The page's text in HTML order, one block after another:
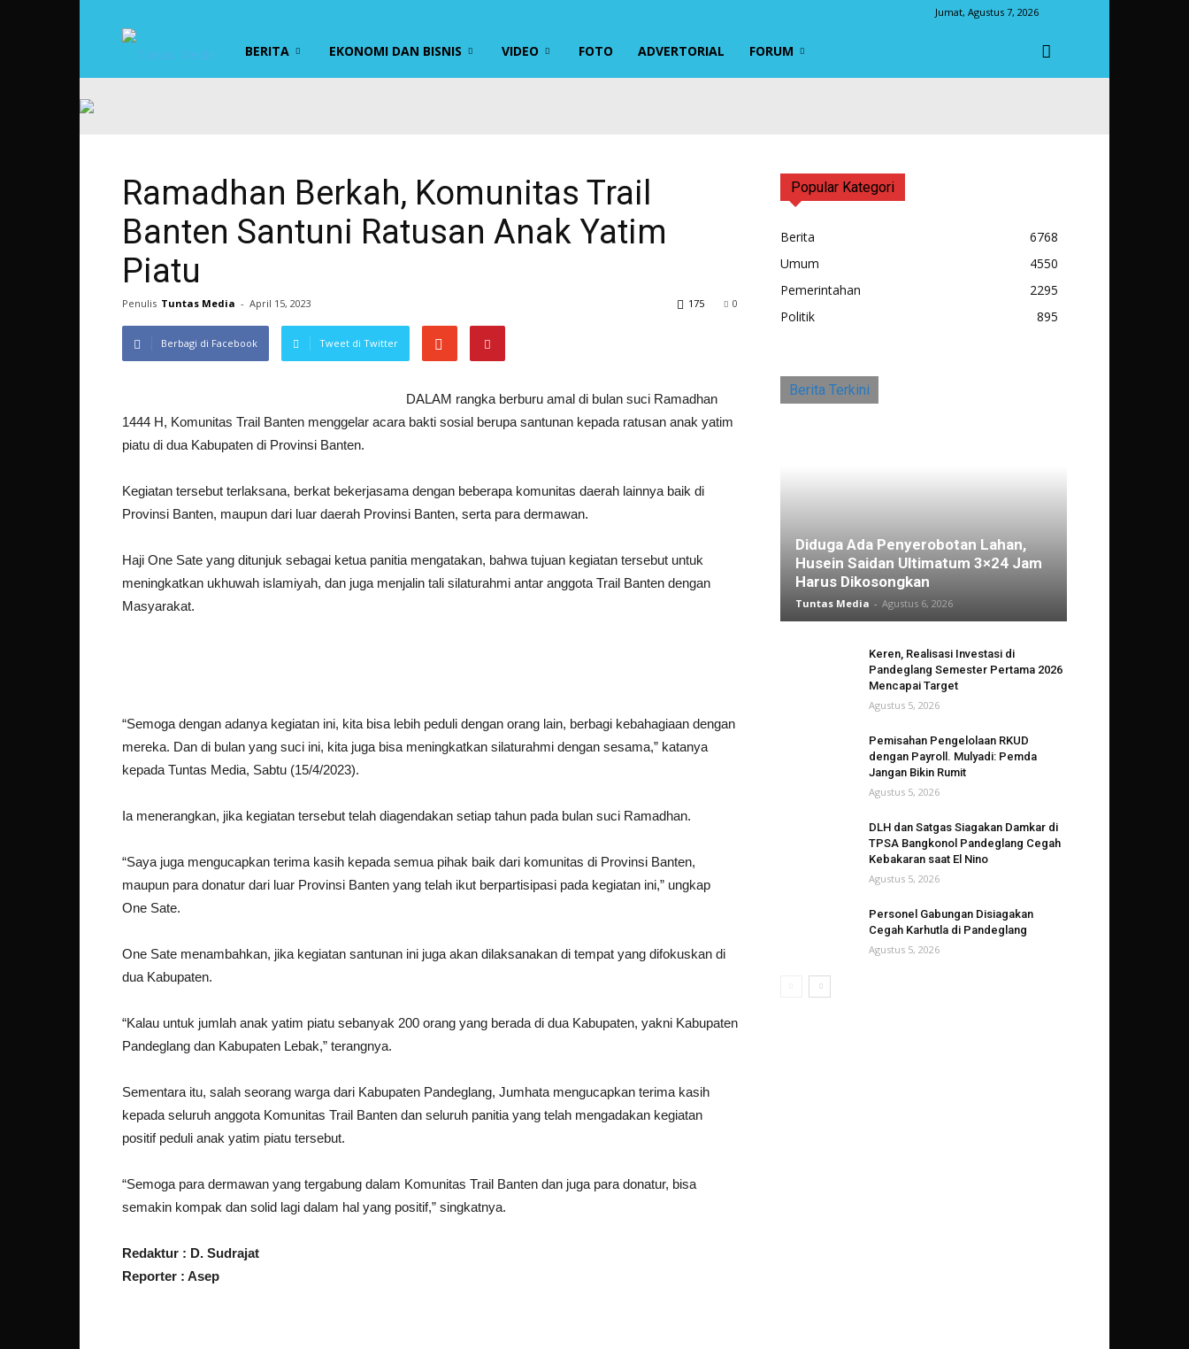
Jumat, Agustus 7, 2026
TUNTAS
BERITA EKONOMI DAN BISNIS VIDEO FOTO ADVERTORIAL FORUM
Ramadhan Berkah, Komunitas Trail
Banten Santuni Ratusan Anak Yatim
Piatu
Penulis Tuntas Media - April 15, 2023 0
175
Berbagi di Facebook Tweet di Twitter
DALAM rangka berburu amal di bulan suci Ramadhan
1444 H, Komunitas Trail Banten menggelar acara bakti sosial berupa santunan kepada ratusan anak yatim
piatu di dua Kabupaten di Provinsi Banten.
Kegiatan tersebut terlaksana, berkat bekerjasama dengan beberapa komunitas daerah lainnya baik di
Provinsi Banten, maupun dari luar daerah Provinsi Banten, serta para dermawan.
Haji One Sate yang ditunjuk sebagai ketua panitia mengatakan, bahwa tujuan kegiatan tersebut untuk
meningkatkan ukhuwah islamiyah, dan juga menjalin tali silaturahmi antar anggota Trail Banten dengan
Masyarakat.
“Semoga dengan adanya kegiatan ini, kita bisa lebih peduli dengan orang lain, berbagi kebahagiaan dengan
mereka. Dan di bulan yang suci ini, kita juga bisa meningkatkan silaturahmi dengan sesama,” katanya
kepada Tuntas Media, Sabtu (15/4/2023).
Ia menerangkan, jika kegiatan tersebut telah diagendakan setiap tahun pada bulan suci Ramadhan.
“Saya juga mengucapkan terima kasih kepada semua pihak baik dari komunitas di Provinsi Banten,
maupun para donatur dari luar Provinsi Banten yang telah ikut berpartisipasi pada kegiatan ini,” ungkap
One Sate.
One Sate menambahkan, jika kegiatan santunan ini juga akan dilaksanakan di tempat yang difokuskan di
dua Kabupaten.
“Kalau untuk jumlah anak yatim piatu sebanyak 200 orang yang berada di dua Kabupaten, yakni Kabupaten
Pandeglang dan Kabupaten Lebak,” terangnya.
Sementara itu, salah seorang warga dari Kabupaten Pandeglang, Jumhata mengucapkan terima kasih
kepada seluruh anggota Komunitas Trail Banten dan seluruh panitia yang telah mengadakan kegiatan
positif peduli anak yatim piatu tersebut.
“Semoga para dermawan yang tergabung dalam Komunitas Trail Banten dan juga para donatur, bisa
semakin kompak dan solid lagi dalam hal yang positif,” singkatnya.
Redaktur : D. Sudrajat
Reporter : Asep
Popular Kategori
Berita
6768
Umum
4550
Pemerintahan
2295
Politik
895
Berita Terkini
Diduga Ada Penyerobotan Lahan,
Husein Saidan Ultimatum 3×24 Jam
Harus Dikosongkan
Tuntas Media - Agustus 6, 2026
Keren, Realisasi Investasi di
Pandeglang Semester Pertama 2026
Mencapai Target
Agustus 5, 2026
Pemisahan Pengelolaan RKUD
dengan Payroll. Mulyadi: Pemda
Jangan Bikin Rumit
Agustus 5, 2026
DLH dan Satgas Siagakan Damkar di
TPSA Bangkonol Pandeglang Cegah
Kebakaran saat El Nino
Agustus 5, 2026
Personel Gabungan Disiagakan
Cegah Karhutla di Pandeglang
Agustus 5, 2026